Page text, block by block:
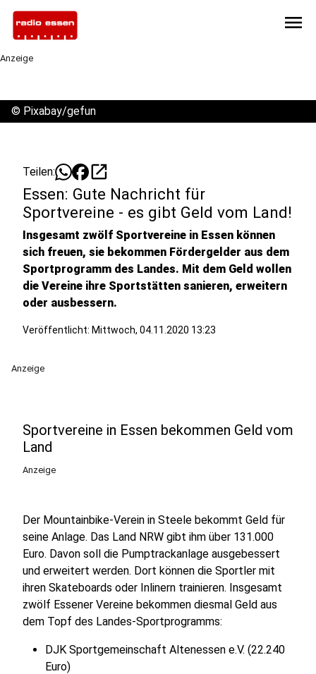
menu
Anzeige
© Pixabay/gefun
Teilen: open_in_new
Essen: Gute Nachricht für
Sportvereine - es gibt Geld vom Land!
Insgesamt zwölf Sportvereine in Essen können
sich freuen, sie bekommen Fördergelder aus dem
Sportprogramm des Landes. Mit dem Geld wollen
die Vereine ihre Sportstätten sanieren, erweitern
oder ausbessern.
Veröffentlicht: Mittwoch, 04.11.2020 13:23
Anzeige
Sportvereine in Essen bekommen Geld vom
Land
Anzeige
Der Mountainbike-Verein in Steele bekommt Geld für
seine Anlage. Das Land NRW gibt ihm über 131.000
Euro. Davon soll die Pumptrackanlage ausgebessert
und erweitert werden. Dort können die Sportler mit
ihren Skateboards oder Inlinern trainieren. Insgesamt
zwölf Essener Vereine bekommen diesmal Geld aus
dem Topf des Landes-Sportprogramms:
DJK Sportgemeinschaft Altenessen e.V. (22.240
Euro)